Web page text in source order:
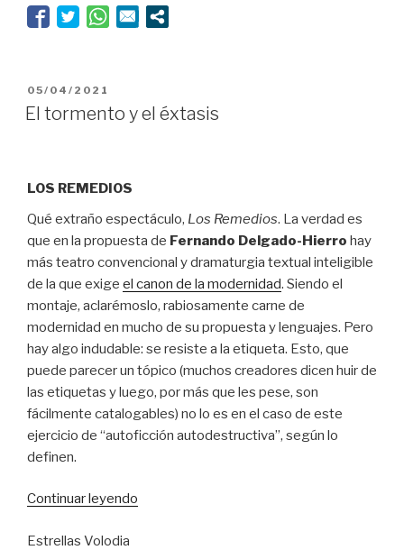
PUBLICADO
EL
05/04/2021
El tormento y el éxtasis
LOS REMEDIOS
Qué extraño espectáculo, Los Remedios. La verdad es
que en la propuesta de Fernando Delgado-Hierro hay
más teatro convencional y dramaturgia textual inteligible
de la que exige el canon de la modernidad. Siendo el
montaje, aclarémoslo, rabiosamente carne de
modernidad en mucho de su propuesta y lenguajes. Pero
hay algo indudable: se resiste a la etiqueta. Esto, que
puede parecer un tópico (muchos creadores dicen huir de
las etiquetas y luego, por más que les pese, son
fácilmente catalogables) no lo es en el caso de este
ejercicio de “autoficción autodestructiva”, según lo
definen.
Continuar leyendo
Estrellas Volodia